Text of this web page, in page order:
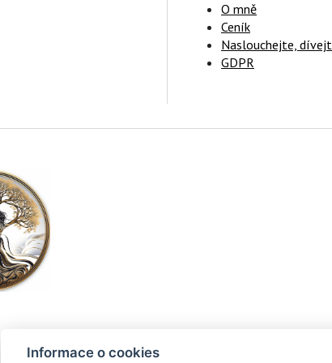
O mně
Ceník
Naslouchejte,
GDPR
Informace o cookies